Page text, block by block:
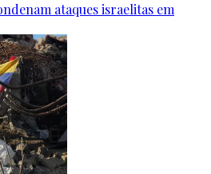
ataques israelitas em